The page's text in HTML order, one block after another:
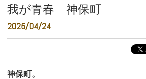
我が青春 神保町
2025/04/24
神保町。